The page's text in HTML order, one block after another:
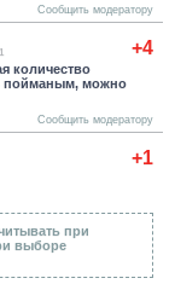
Сообщить модератору
+4
количество
пойманым, можно
Сообщить модератору
+1
при
выборе